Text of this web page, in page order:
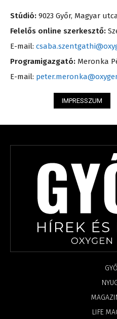
Stúdió: 9023 Győr, Magyar
Felelős online szerkesztő:
E-mail:
Programigazgató: Meronka
E-mail:
IMPRESSZUM
LIFE